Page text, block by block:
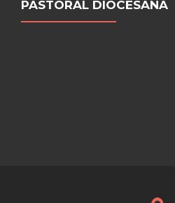
PASTORAL DIOCESANA